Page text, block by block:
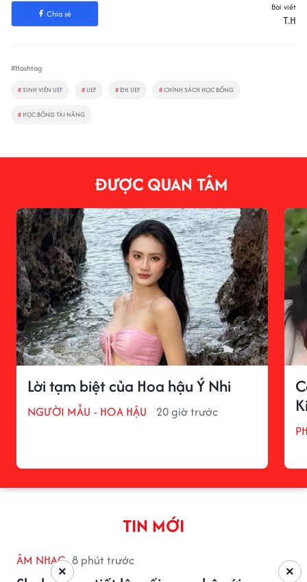
Chia sẻ
Bài viết
T.H
#Hashtag
#SINH VIÊN UEF #UEF #ĐH UEF #CHÍNH SÁCH HỌC BỔNG
# HỌC BỔNG TÀI NĂNG
ĐƯỢC QUAN TÂM
Lời tạm biệt của Hoa hậu Ý Nhi
NGƯỜI MẪU - HOA HẬU 20 giờ trước
TIN MỚI
ÂM NHẠC 8 phút trước
×
×